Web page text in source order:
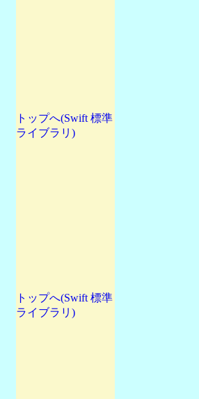
トップへ(Swift 標準
ライブラリ)
トップへ(Swift 標準
ライブラリ)